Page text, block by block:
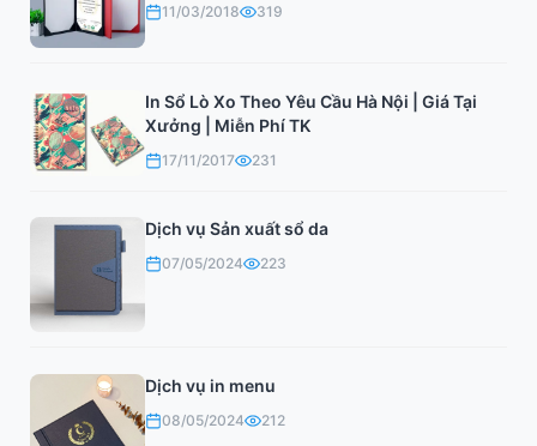
11/03/2018 319
In Sổ Lò Xo Theo Yêu Cầu Hà Nội | Giá Tại
Xưởng | Miễn Phí TK
17/11/2017 231
Dịch vụ Sản xuất sổ da
07/05/2024 223
Dịch vụ in menu
08/05/2024 212